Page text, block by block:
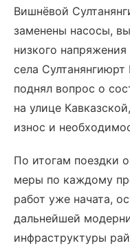
Вишнёвой
заменены насосы,
низкого
села
поднял вопрос о
на улице
износ и
По итогам поездки
меры по каждому
работ уже начата,
дальнейшей
инфраструктуры